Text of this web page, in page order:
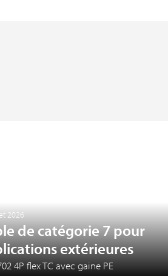
2026
de catégorie 7 pour
extérieures
4P flex TC avec gaine PE